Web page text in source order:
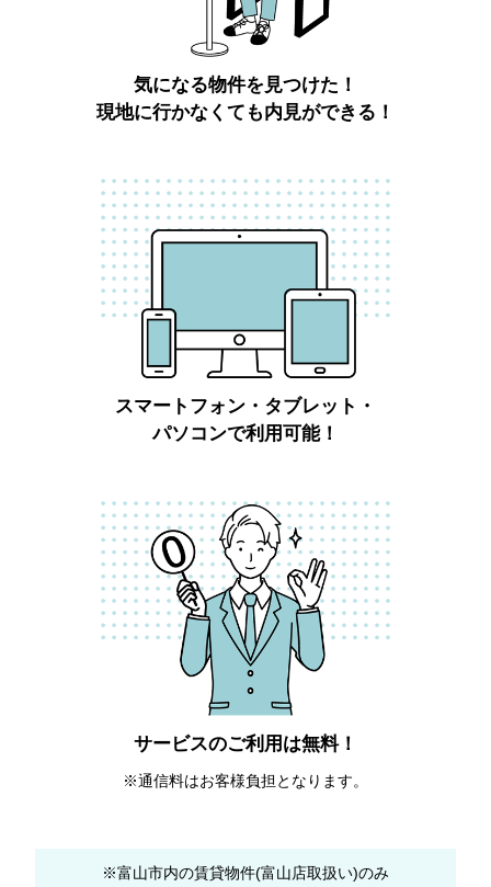
気になる物件を見つけた！
現地に行かなくても内見ができる！
スマートフォン・タブレット・
パソコンで利用可能！
サービスのご利用は無料！
※通信料はお客様負担となります。
※富山市内の賃貸物件(富山店取扱い)のみ